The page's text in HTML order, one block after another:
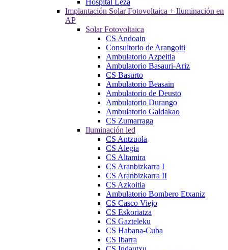
Hospital Leza
Implantación Solar Fotovoltaica + Iluminación en
AP
Solar Fotovoltaica
CS Andoain
Consultorio de Arangoiti
Ambulatorio Azpeitia
Ambulatorio Basauri-Ariz
CS Basurto
Ambulatorio Beasain
Ambulatorio de Deusto
Ambulatorio Durango
Ambulatorio Galdakao
CS Zumarraga
Iluminación led
CS Antzuola
CS Alegia
CS Altamira
CS Aranbizkarra I
CS Aranbizkarra II
CS Azkoitia
Ambulatorio Bombero Etxaniz
CS Casco Viejo
CS Eskoriatza
CS Gazteleku
CS Habana-Cuba
CS Ibarra